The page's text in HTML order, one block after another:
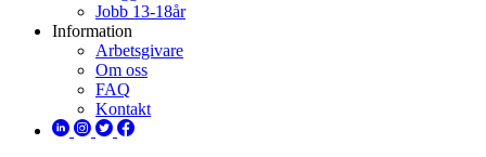
Jobb 13-18år
Information
Arbetsgivare
Om oss
FAQ
Kontakt